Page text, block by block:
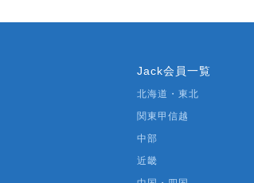
Jack会員一覧
北海道・東北
関東甲信越
中部
近畿